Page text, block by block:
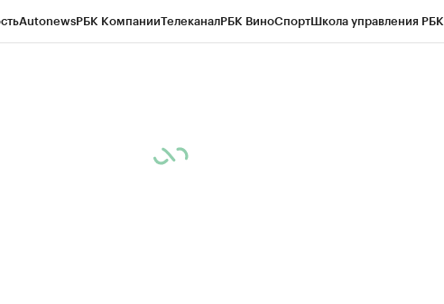
AutonewsРБК КомпанииТелеканалРБК ВиноСпортШкола управления РБК